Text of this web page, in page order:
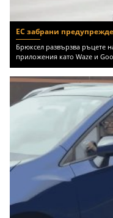
ЕС забрани
Брюксел развързва ръцете
приложения като Waze и